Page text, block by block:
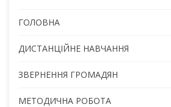
ГОЛОВНА
ДИСТАНЦІЙНЕ НАВЧАННЯ
ЗВЕРНЕННЯ ГРОМАДЯН
МЕТОДИЧНА РОБОТА